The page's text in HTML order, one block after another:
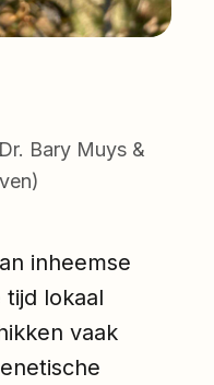
Bary Muys &
inheemse
lokaal
vaak